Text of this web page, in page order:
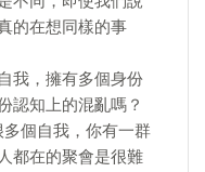
的在想同樣的事
我，擁有多個身份
認知上的混亂嗎？
個自我，你有一群
都在的聚會是很難